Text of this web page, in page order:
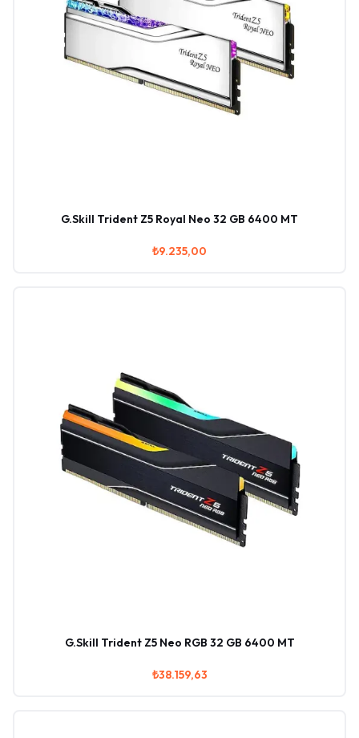
G.Skill Trident Z5 Royal Neo 32 GB 6400 MT
₺9.235,00
G.Skill Trident Z5 Neo RGB 32 GB 6400 MT
₺38.159,63